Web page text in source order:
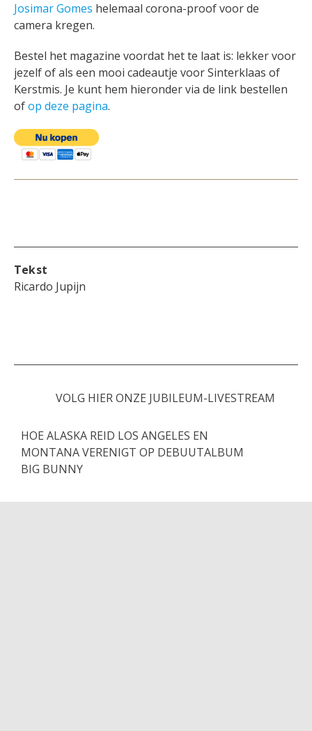
Josimar Gomes helemaal corona-proof voor de
camera kregen.
Bestel het magazine voordat het te laat is: lekker voor
jezelf of als een mooi cadeautje voor Sinterklaas of
Kerstmis. Je kunt hem hieronder via de link bestellen
ofop deze pagina.
Tekst
Ricardo Jupijn
VOLG HIER ONZE JUBILEUM-LIVESTREAM
HOE ALASKA REID LOS ANGELES EN
MONTANA VERENIGT OP DEBUUTALBUM
BIG BUNNY